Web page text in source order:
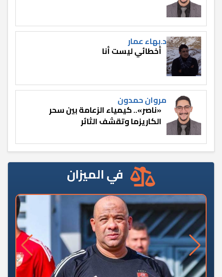
د.بهاء عمار
أخطائي ليست أنا
مروان حمدون
«ناصر».. كيمياء الزعامة بين سحر
الكاريزما وتقشف الثائر
في الميزان